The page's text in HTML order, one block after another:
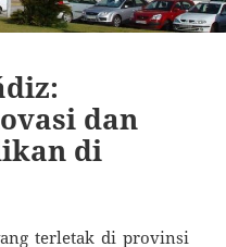
dan
di
terletak di provinsi